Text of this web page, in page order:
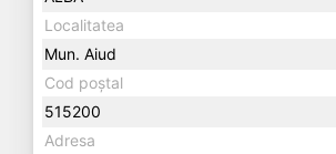
Localitatea
Mun. Aiud
Cod poștal
515200
Adresa